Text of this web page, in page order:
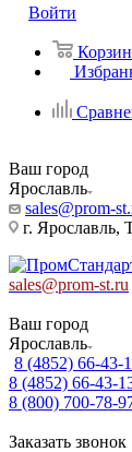
Войти
Ваш город
Ярославль
sales@prom-
г. Ярославль,
sales@prom-st.ru
Ваш город
Ярославль
8 (4852) 66-43-
8 (4852) 66-43-
8 (800) 700-78-
Заказать звонок